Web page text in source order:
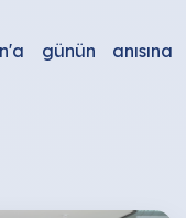
günün anısına